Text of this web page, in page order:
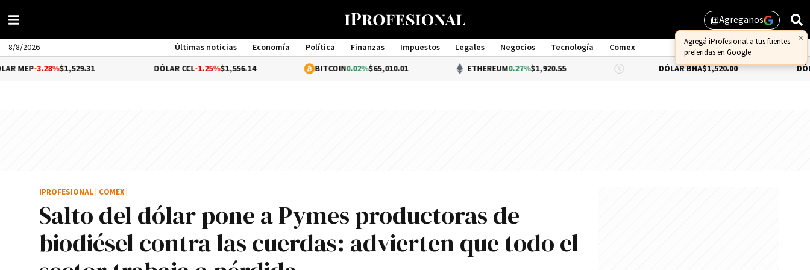
library_addAgreganos
8/8/2026 Últimas noticias Economía Política Finanzas Impuestos Legales Negocios Tecnología
Comex
Management
$1,529.31 -1.25%$1,556.14 0.02%$65,010.01 ETHEREUM 0.27%$1,920.55 DÓLAR BNA $1,520.00 DÓLAR BLUE-
Salto del dólar pone a Pymes productoras de
biodiésel contra las cuerdas: advierten que todo el
IPROFESIONAL COMEX